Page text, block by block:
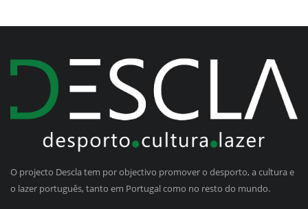
O projecto Descla tem por objectivo promover o desporto, a cultura e
o lazer português, tanto em Portugal como no resto do mundo.